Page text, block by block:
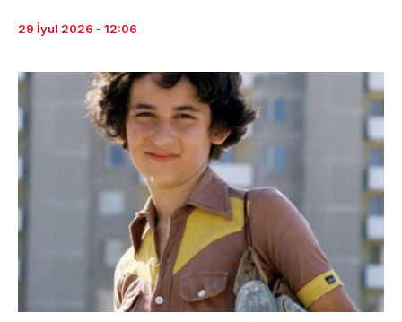
29 İyul 2026 - 12:06